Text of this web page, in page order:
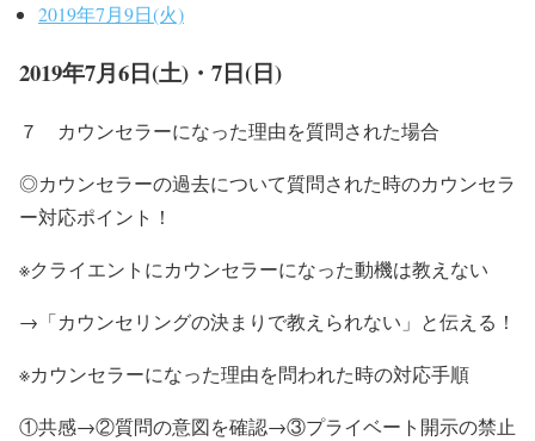
2019年7月9日(火)
2019年7月6日(土)・7日(日)
７ カウンセラーになった理由を質問された場合
◎カウンセラーの過去について質問された時のカウンセラ
ー対応ポイント！
※クライエントにカウンセラーになった動機は教えない
→「カウンセリングの決まりで教えられない」と伝える！
※カウンセラーになった理由を問われた時の対応手順
①共感→②質問の意図を確認→③プライベート開示の禁止